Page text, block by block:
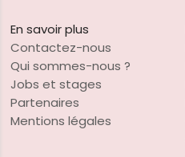
En savoir plus
Contactez-nous
Qui sommes-nous ?
Jobs et stages
Partenaires
Mentions légales